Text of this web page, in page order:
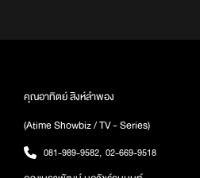
ลกไลน์กันปกติ พอคุย
ป็นคนแรกที่เคยไปเจอ
ติดต่อกันมาเรื่อยๆ แต่
อยโทรหาหรือพิมพ์ไลน์
องราวของแต่ละคน
รื่องราวกันเวลาเจอ
ผู้ชายที่ยืนอ
เสียบเล
แถวนี้มันก็ค
ติดตามรับช
ใครมีปัญห
คุณอาทิตย์ สิงห์ลำพอง
(Atime Showbiz / TV - Series)
081-989-9582, 02-669-9518